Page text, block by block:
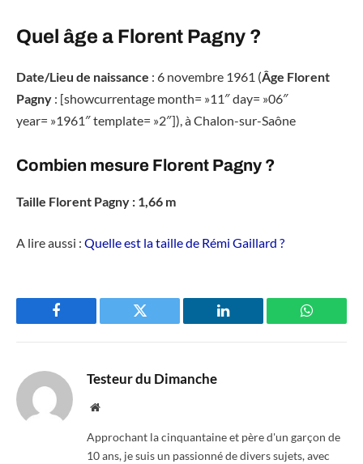
Quel âge a Florent Pagny ?
Date/Lieu de naissance : 6 novembre 1961 (Âge Florent
Pagny : [showcurrentage month= »11″ day= »06″
year= »1961″ template= »2″]), à Chalon-sur-Saône
Combien mesure Florent Pagny ?
Taille Florent Pagny : 1,66 m
A lire aussi : Quelle est la taille de Rémi Gaillard ?
Facebook Twitter LinkedIn
Testeur du Dimanche
Website
Approchant la cinquantaine et père d'un garçon de
10 ans, je suis un passionné de divers sujets, avec